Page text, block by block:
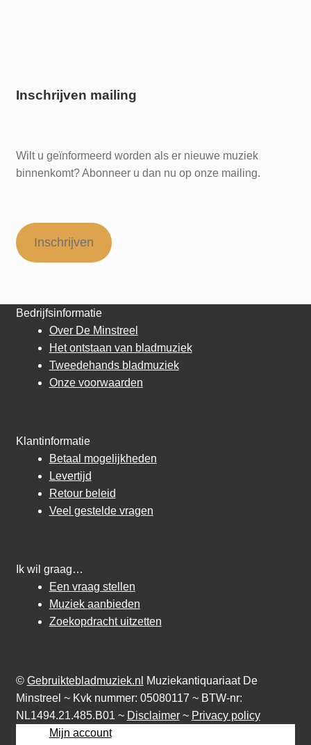
Inschrijven mailing
Wilt u geïnformeerd worden als er nieuwe muziek
binnenkomt? Abonneer u dan nu op onze mailing.
Inschrijven
Bedrijfsinformatie
Over De Minstreel
Het ontstaan van bladmuziek
Tweedehands bladmuziek
Onze voorwaarden
Klantinformatie
Betaal mogelijkheden
Levertijd
Retour beleid
Veel gestelde vragen
Ik wil graag…
Een vraag stellen
Muziek aanbieden
Zoekopdracht uitzetten
© Gebruiktebladmuziek.nl
Muziekantiquariaat De
Minstreel ~ Kvk nummer: 05080117 ~ BTW-nr:
NL1494.21.485.B01 ~ Disclaimer~ Privacy policy
Mijn account